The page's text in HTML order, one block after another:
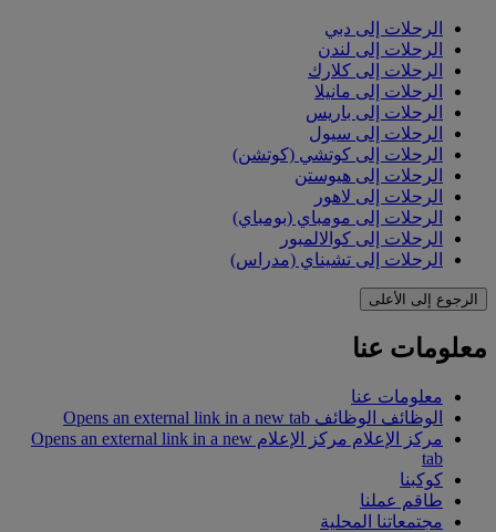
الرحلات إلى دبي
الرحلات إلى لندن
الرحلات إلى كلارك
الرحلات إلى مانيلا
الرحلات إلى باريس
الرحلات إلى سيول
الرحلات إلى كوتشي (كوتشن)
الرحلات إلى هيوستن
الرحلات إلى لاهور
الرحلات إلى مومباي (بومباي)
الرحلات إلى كوالالمبور
الرحلات إلى تشيناي (مدراس)
الرجوع إلى الأعلى
معلومات عنا
معلومات عنا
الوظائف الوظائف Opens an external link in a new tab
مركز الإعلام
مركز الإعلام Opens an external link in a new
tab
كوكبنا
طاقم عملنا
مجتمعاتنا المحلية